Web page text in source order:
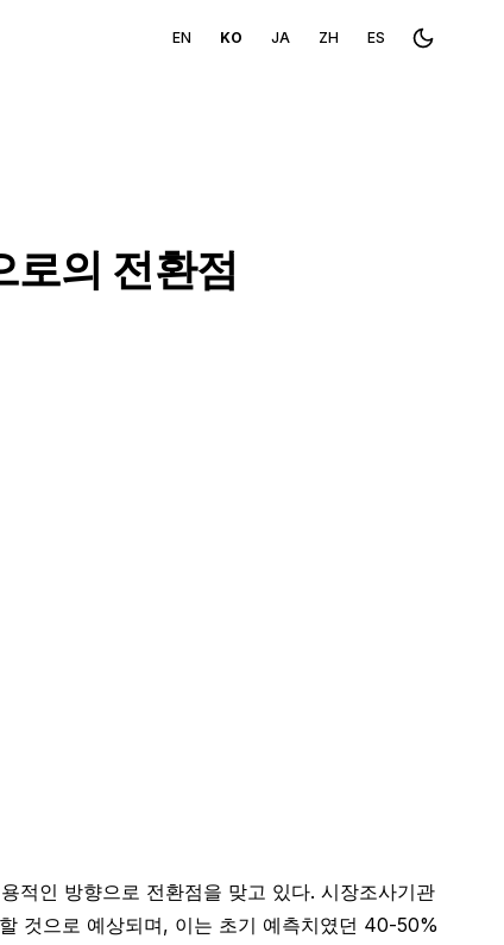
EN KO JA ZH ES Toggle
의 전환점
적인 방향으로 전환점을 맞고 있다. 시장조사기관
것으로 예상되며, 이는 초기 예측치였던 40-50%